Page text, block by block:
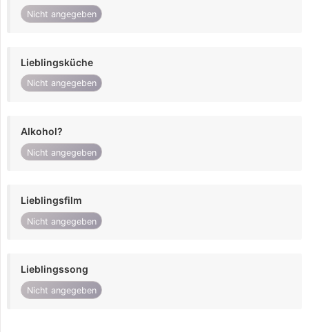
Nicht angegeben
Lieblingsküche
Nicht angegeben
Alkohol?
Nicht angegeben
Lieblingsfilm
Nicht angegeben
Lieblingssong
Nicht angegeben